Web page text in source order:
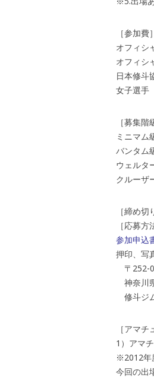
［参加費］
オフィシ
オフィシ
日本修斗
女子選手
［募集階
ミニマム
バンタム
ウェルタ
クルーザ
［締め
［応募方
参加申込
押印、写
〒252-
神奈川
修斗ジ
［アマ
1）アマ
※2012年
今回の出